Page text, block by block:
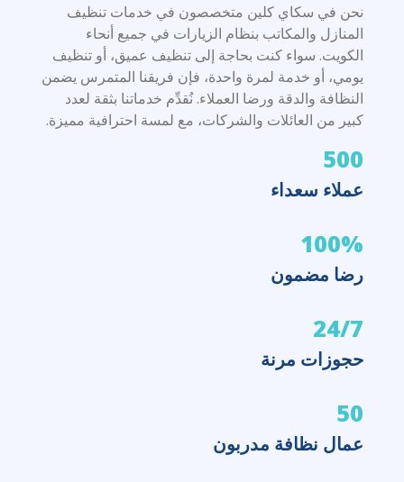
نحن في سكاي كلين متخصصون في خدمات تنظيف
المنازل والمكاتب بنظام الزيارات في جميع أنحاء
الكويت. سواء كنت بحاجة إلى تنظيف عميق، أو تنظيف
يومي، أو خدمة لمرة واحدة، فإن فريقنا المتمرس يضمن
النظافة والدقة ورضا العملاء. نُقدِّم خدماتنا بثقة لعدد
كبير من العائلات والشركات، مع لمسة احترافية مميزة.
500
عملاء سعداء
100%
رضا مضمون
24/7
حجوزات مرنة
50
عمال نظافة مدربون